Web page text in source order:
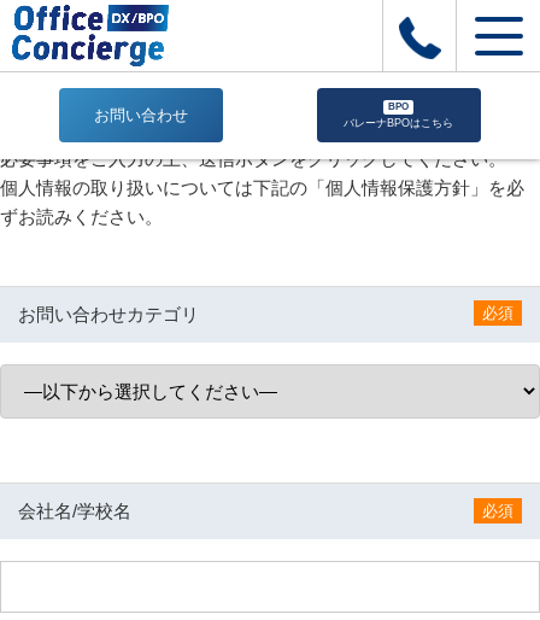
お
問
い
せ
株
式
社
専
お問い合わせ BPO
バレーナBPOはこちら
必要事項をご入力の上、送信ボタンをクリックしてください。
個人情報の取り扱いについては下記の「個人情報保護方針」を必
ずお読みください。
お問い合わせカテゴリ 必須
会社名/学校名 必須